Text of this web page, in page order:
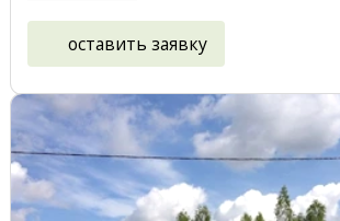
оставить заявку